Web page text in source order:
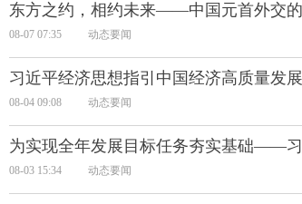
东方之约，相约未来——中国元首外交
08-07 07:35 动态要闻
习近平经济思想指引中国经济高质量发
08-04 09:08 动态要闻
为实现全年发展目标任务夯实基础——
08-03 15:34 动态要闻